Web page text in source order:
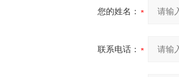
您的姓名：
联系电话：